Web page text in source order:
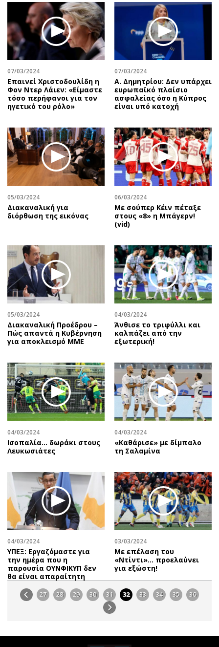
07/03/2024
Επαινεί Χριστοδουλίδη η
Φον Ντερ Λάιεν: «Είμαστε
τόσο περήφανοι για τον
ηγετικό του ρόλο»
07/03/2024
Α. Δημητρίου: Δεν υπάρχει
ευρωπαϊκό πλαίσιο
ασφαλείας όσο η Κύπρος
είναι υπό κατοχή
05/03/2024
Διακαναλική για
διόρθωση της εικόνας
06/03/2024
Με σούπερ Κέιν πέταξε
στους «8» η Μπάγερν!
(vid)
05/03/2024
Διακαναλική Προέδρου –
Πώς απαντά η Κυβέρνηση
για αποκλεισμό ΜΜΕ
04/03/2024
Άνθισε το τριφύλλι και
καλπάζει από την
εξωτερική!
04/03/2024
Ισοπαλία… δωράκι στους
Λευκωσιάτες
04/03/2024
«Καθάρισε» με δίμπαλο
τη Σαλαμίνα
04/03/2024
ΥΠΕΞ: Εργαζόμαστε για
την ημέρα που η
παρουσία ΟΥΝΦΙΚΥΠ δεν
θα είναι απαραίτητη
03/03/2024
Με επέλαση του
«Ντίντι»… προελαύνει
για εξώστη!
27 28 29 30 31 32 33 34 35 36